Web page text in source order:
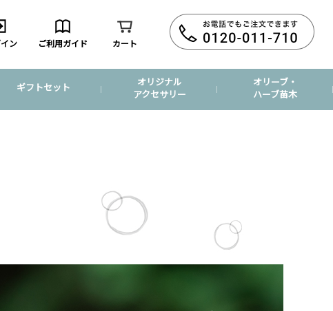
ン ご利用ガイド カート
ギフトセット
オリジナル
アクセサリー
オリーブ・
ハーブ苗木